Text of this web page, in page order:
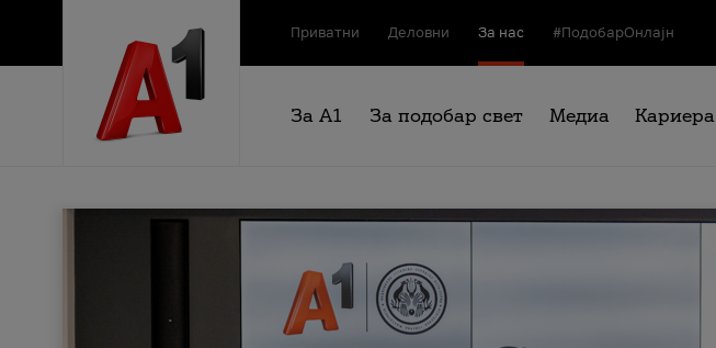
Приватни Деловни За нас #ПодобарОнлајн
За А1 За подобар свет Медиа Кариера